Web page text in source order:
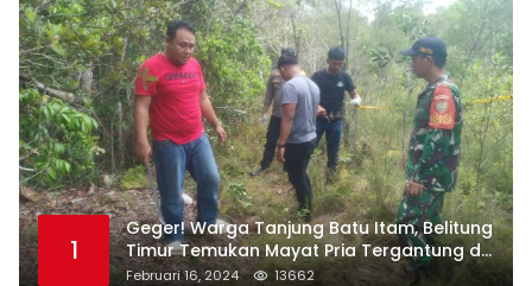
1
Geger! Warga Tanjung Batu Itam, Belitung
Timur Temukan Mayat Pria Tergantung di
Pohon
Februari 16, 2024 13662